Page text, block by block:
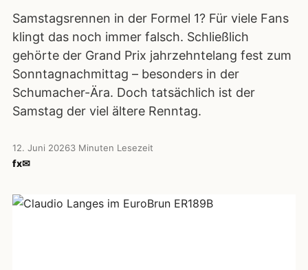
Samstagsrennen in der Formel 1? Für viele Fans
klingt das noch immer falsch. Schließlich
gehörte der Grand Prix jahrzehntelang fest zum
Sonntagnachmittag – besonders in der
Schumacher-Ära. Doch tatsächlich ist der
Samstag der viel ältere Renntag.
12. Juni 20263 Minuten Lesezeit
fx✉